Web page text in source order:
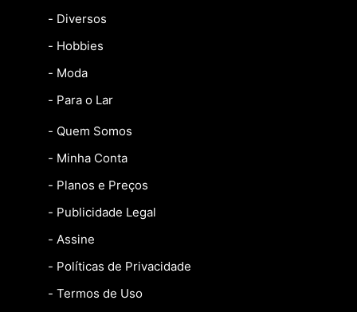
- Diversos
- Hobbies
- Moda
- Para o Lar
- Quem Somos
- Minha Conta
- Planos e Preços
- Publicidade Legal
- Assine
- Políticas de Privacidade
- Termos de Uso